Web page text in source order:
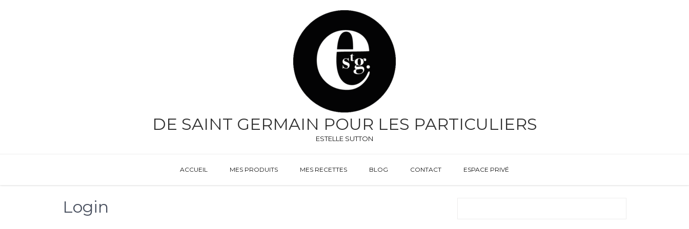
DE SAINT GERMAIN POUR LES PARTICULIERS
ESTELLE SUTTON
ACCUEIL MES PRODUITS MES RECETTES BLOG CONTACT ESPACE PRIVÉ
Login